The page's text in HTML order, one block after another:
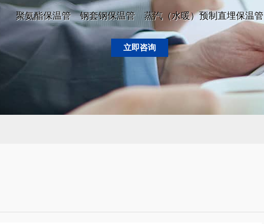
聚氨酯保温管 钢套钢保温管 蒸汽（水暖）预制直埋保温管
立即咨询